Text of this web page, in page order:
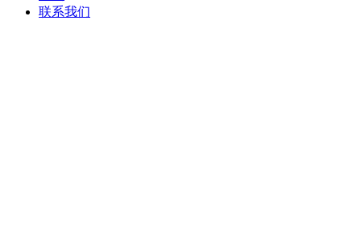
联系我们